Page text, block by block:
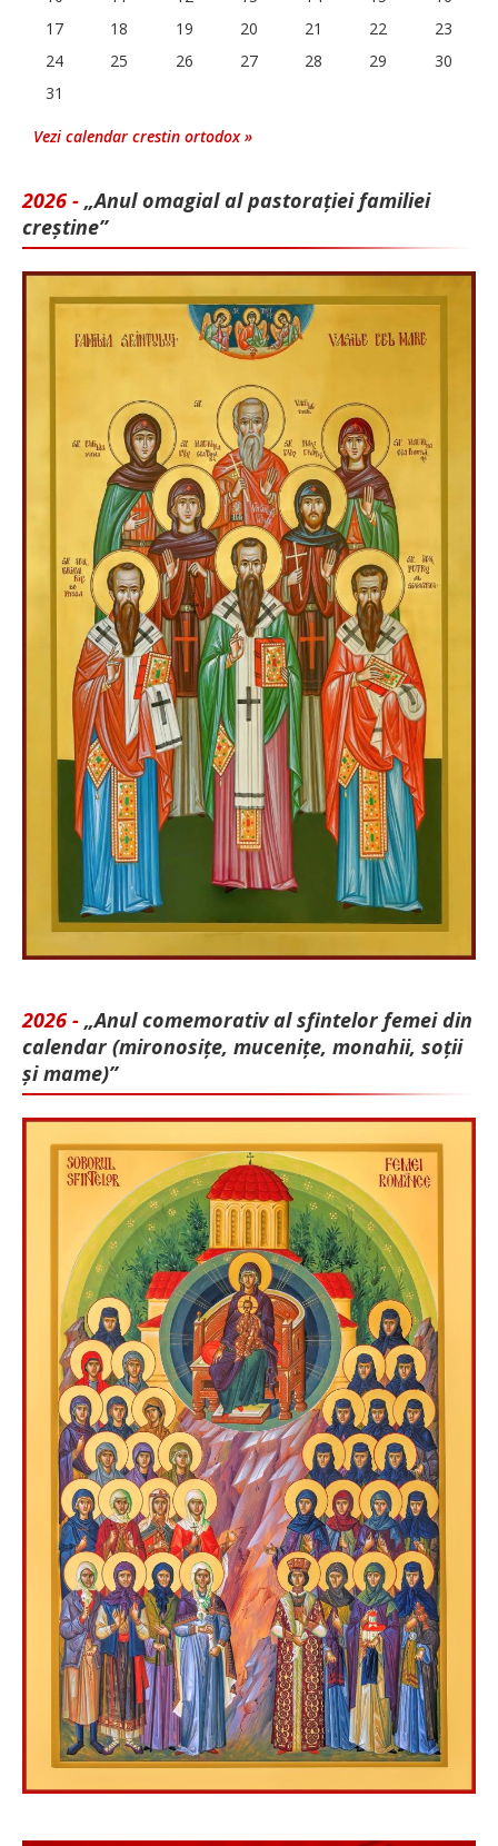
17
18 19 20 21 22
23
24
25 26 27 28 29
30
31
Vezi calendar crestin ortodox »
2026 - „Anul omagial al pastorației familiei
creștine”
2026 - „Anul comemorativ al sfintelor femei din
calendar (mironosițe, mu­cenițe, monahii, soții
și mame)”